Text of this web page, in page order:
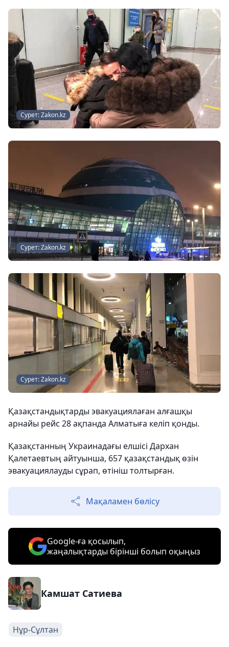
Сурет: Zakon.kz
Сурет: Zakon.kz
Сурет: Zakon.kz
Қазақстандықтарды эвакуациялаған алғашқы
арнайы рейс 28 ақпанда Алматыға келіп қонды.
Қазақстанның Украинадағы елшісі Дархан
Қалетаевтың айтуынша, 657 қазақстандық өзін
эвакуациялауды сұрап, өтініш толтырған.
Мақаламен бөлісу
Google-ға қосылып,
жаңалықтарды бірінші болып оқыңыз
Камшат Сатиева
Нұр-Сұлтан